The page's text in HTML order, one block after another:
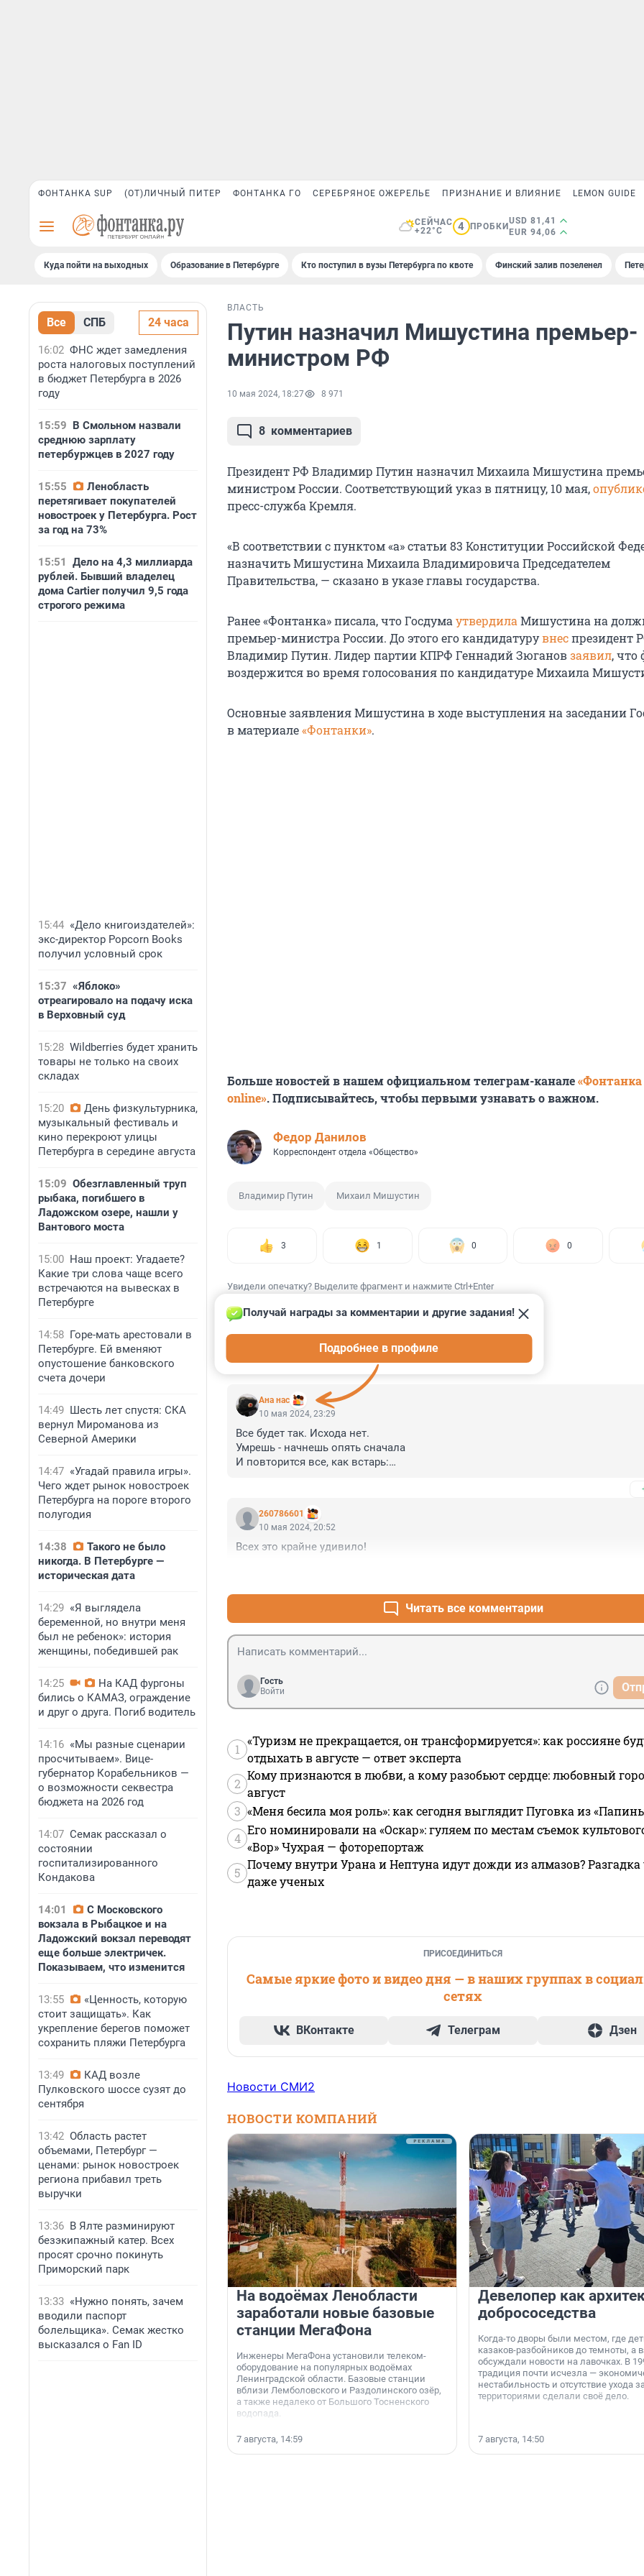
ФОНТАНКА SUP (ОТ)ЛИЧНЫЙ ПИТЕР ФОНТАНКА ГО СЕРЕБРЯНОЕ ОЖЕРЕЛЬЕ ПРИЗНАНИЕ И ВЛИЯНИЕ LEMON GUIDE
СЕЙЧАС
+22°C
4 ПРОБКИ
USD 81,41
EUR 94,06
Куда пойти на выходных Образование в Петербурге Кто поступил в вузы Петербурга по квоте Финский залив позеленел
Все СПБ 24 часа
16:02 ФНС ждет замедления
роста налоговых поступлений
в бюджет Петербурга в 2026
году
15:59 В Смольном назвали
среднюю зарплату
петербуржцев в 2027 году
15:55
Ленобласть
перетягивает покупателей
новостроек у Петербурга. Рост
за год на 73%
15:51
Дело на 4,3 миллиарда
рублей. Бывший владелец
дома Cartier получил 9,5 года
строгого режима
15:44 «Дело книгоиздателей»:
экс-директор Popcorn Books
получил условный срок
15:37 «Яблоко»
отреагировало на подачу иска
в Верховный суд
15:28 Wildberries будет хранить
товары не только на своих
складах
15:20
День физкультурника,
музыкальный фестиваль и
кино перекроют улицы
Петербурга в середине августа
15:09 Обезглавленный труп
рыбака, погибшего в
Ладожском озере, нашли у
Вантового моста
15:00 Наш проект: Угадаете?
Какие три слова чаще всего
встречаются на вывесках в
Петербурге
14:58 Горе-мать арестовали в
Петербурге. Ей вменяют
опустошение банковского
счета дочери
14:49 Шесть лет спустя: СКА
вернул Мироманова из
Северной Америки
14:47 «Угадай правила игры».
Чего ждет рынок новостроек
Петербурга на пороге второго
полугодия
14:38
Такого не было
никогда. В Петербурге —
историческая дата
14:29 «Я выглядела
беременной, но внутри меня
был не ребенок»: история
женщины, победившей рак
14:25
На КАД фургоны
бились о КАМАЗ, ограждение
и друг о друга. Погиб водитель
14:16 «Мы разные сценарии
просчитываем». Вице-
губернатор Корабельников —
о возможности секвестра
бюджета на 2026 год
14:07 Семак рассказал о
состоянии
госпитализированного
Кондакова
14:01
С Московского
вокзала в Рыбацкое и на
Ладожский вокзал переводят
еще больше электричек.
Показываем, что изменится
13:55
«Ценность, которую
стоит защищать». Как
укрепление берегов поможет
сохранить пляжи Петербурга
13:49
КАД возле
Пулковского шоссе сузят до
сентября
13:42 Область растет
объемами, Петербург —
ценами: рынок новостроек
региона прибавил треть
выручки
13:36 В Ялте разминируют
безэкипажный катер. Всех
просят срочно покинуть
Приморский парк
13:33 «Нужно понять, зачем
вводили паспорт
болельщика». Семак жестко
высказался о Fan ID
ВЛАСТЬ
Путин назначил Мишустина премьер-
министром РФ
10 мая 2024, 18:27 8 971
8 комментариев
Президент РФ Владимир Путин назначил Михаила Мишустина
министром России. Соответствующий указ в пятницу, 10 мая,
пресс-служба Кремля.
«В соответствии с пунктом «а» статьи 83 Конституции Российской
назначить Мишустина Михаила Владимировича Председателем
Правительства, — сказано в указе главы государства.
Ранее «Фонтанка» писала, что Госдума утвердила Мишустина на
премьер-министра России. До этого его кандидатурувнеспрезидент
Владимир Путин. Лидер партии КПРФ Геннадий Зюгановзаявил, что
воздержится во время голосования по кандидатуре Михаила
Основные заявления Мишустина в ходе выступления на заседании
в материале«Фонтанки».
Больше новостей в нашем официальном телеграм-канале«Фонтанка
online». Подписывайтесь, чтобы первыми узнавать о важном.
Федор Данилов
Корреспондент отдела «Общество»
Владимир Путин Михаил Мишустин
3 1 0 0
Увидели опечатку? Выделите фрагмент и нажмите Ctrl+Enter
КОММЕНТАРИИ 8
Ана нас
Получай награды за комментарии и другие задания!
Подробнее в профиле
10 мая 2024, 23:29
Все будет так. Исхода нет.
Умрешь - начнешь опять сначала
И повторится все, как встарь:
260786601
10 мая 2024, 20:52
Всех это крайне удивило!
Читать все комментарии
Гость
Войти
1
«Туризм не прекращается, он трансформируется»: как россияне
отдыхать в августе — ответ эксперта
2
Кому признаются в любви, а кому разобьют сердце: любовный
август
3 «Меня бесила моя роль»: как сегодня выглядит Пуговка из
4
Его номинировали на «Оскар»: гуляем по местам съемок
«Вор» Чухрая — фоторепортаж
5
Почему внутри Урана и Нептуна идут дожди из алмазов?
даже ученых
ПРИСОЕДИНИТЬСЯ
Самые яркие фото и видео дня — в наших группах в
сетях
ВКонтакте Телеграм Дзен
Новости СМИ2
НОВОСТИ КОМПАНИЙ
На водоёмах Ленобласти
заработали новые базовые
станции МегаФона
Инженеры МегаФона установили телеком-
оборудование на популярных водоёмах
Ленинградской области. Базовые станции
вблизи Лемболовского и Раздолинского озёр,
а также недалеко от Большого Тосненского
водопада.
7 августа, 14:59
Девелопер как
добрососедства
Когда-то дворы были местом, где
казаков-разбойников до темноты, а
обсуждали новости на лавочках. В
традиция почти исчезла —
нестабильность и отсутствие ухода
территориями сделали своё дело.
7 августа, 14:50